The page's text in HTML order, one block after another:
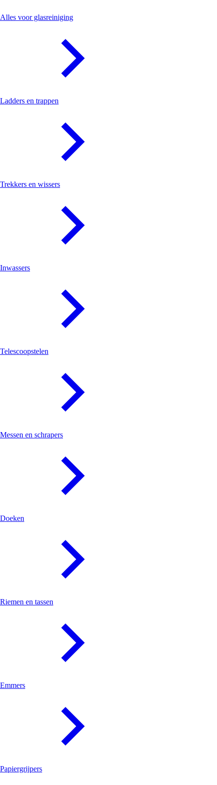
Alles voor glasreiniging
Ladders en trappen
Trekkers en wissers
Inwassers
Telescoopstelen
Messen en schrapers
Doeken
Riemen en tassen
Emmers
Papiergrijpers